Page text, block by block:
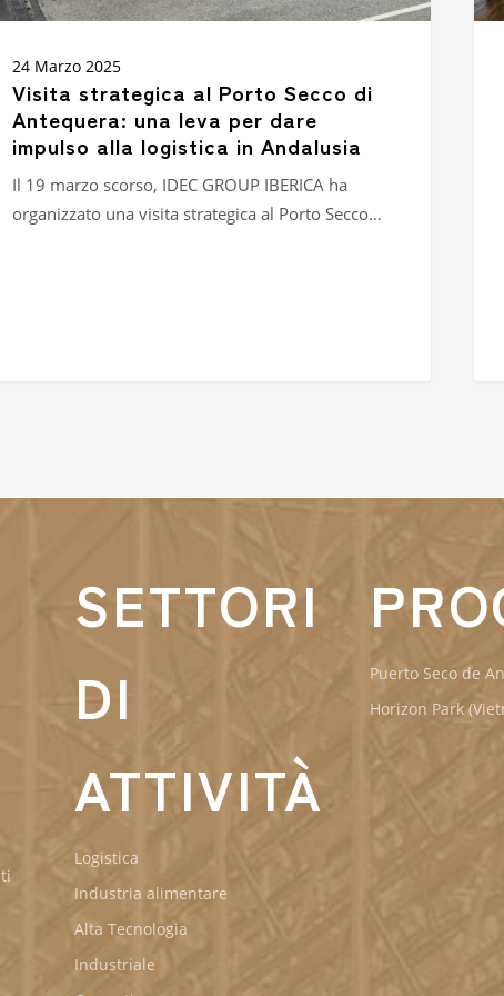
24 Marzo 2025
Visita strategica al Porto Secco di
Antequera: una leva per dare
impulso alla logistica in Andalusia
Il 19 marzo scorso, IDEC GROUP IBERICA ha
organizzato una visita strategica al Porto Secco…
SETTORI
DI
ATTIVITÀ
Logistica
Industria alimentare
Alta Tecnologia
Industriale
Puerto Seco de
Horizon Park